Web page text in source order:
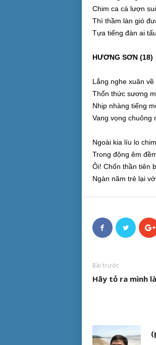
Chim ca cá lượn
Thì thầm làn gió
Tựa tiếng đàn ai
HƯƠNG SƠN (18)
Lắng nghe xuân về
Thổn thức sương
Nhịp nhàng tiếng
Vang vọng chuông
Ngoài kia líu lo
Trong động êm
Ôi! Chốn thần tiên
Ngàn năm trẻ lại
Bài trước
Hãy tỏ ra mình